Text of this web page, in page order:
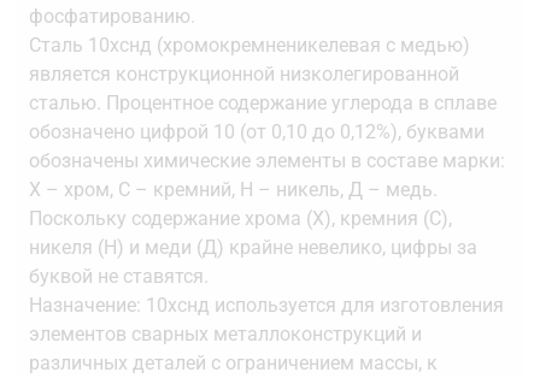
фосфатированию.
Сталь 10хснд (хромокремненикелевая с медью)
является конструкционной низколегированной
сталью. Процентное содержание углерода в сплаве
обозначено цифрой 10 (от 0,10 до 0,12%), буквами
обозначены химические элементы в составе марки:
Х – хром, С – кремний, Н – никель, Д – медь.
Поскольку содержание хрома (Х), кремния (С),
никеля (Н) и меди (Д) крайне невелико, цифры за
буквой не ставятся.
Назначение: 10хснд используется для изготовления
элементов сварных металлоконструкций и
различных деталей с ограничением массы, к